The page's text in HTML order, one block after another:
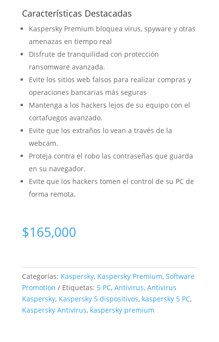
Características Destacadas
Kaspersky Premium bloquea virus, spyware y otras
amenazas en tiempo real
Disfrute de tranquilidad con protección
ransomware avanzada.
Evite los sitios web falsos para realizar compras y
operaciones bancarias más seguras
Mantenga a los hackers lejos de su equipo con el
cortafuegos avanzado.
Evite que los extraños lo vean a través de la
webcam.
Proteja contra el robo las contraseñas que guarda
en su navegador.
Evite que los hackers tomen el control de su PC de
forma remota.
$165,000
Categorías: Kaspersky, Kaspersky Premium, Software
Promotion
Etiquetas: 5 PC, Antivirus, Antivirus
Kaspersky, Kaspersky 5 dispositivos, kaspersky 5 PC,
Kaspersky Antivirus, kaspersky premium